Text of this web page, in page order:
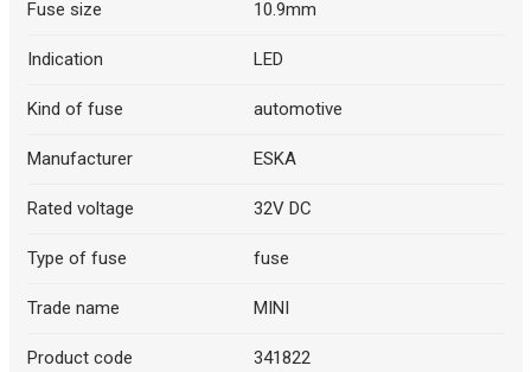
Fuse size 10.9mm
Indication LED
Kind of fuse automotive
Manufacturer ESKA
Rated voltage 32V DC
Type of fuse fuse
Trade name MINI
Product code 341822